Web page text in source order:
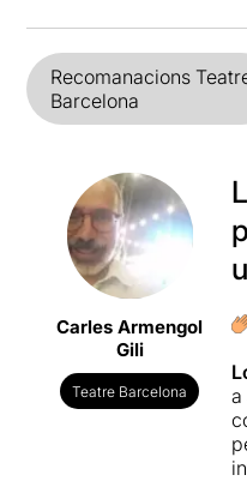
Recomanacions
Barcelona
Carles Armengol
Gili
Teatre Barcelona
a